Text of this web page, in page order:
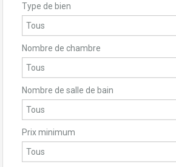
Type de bien
Nombre de chambre
Nombre de salle de bain
Prix minimum